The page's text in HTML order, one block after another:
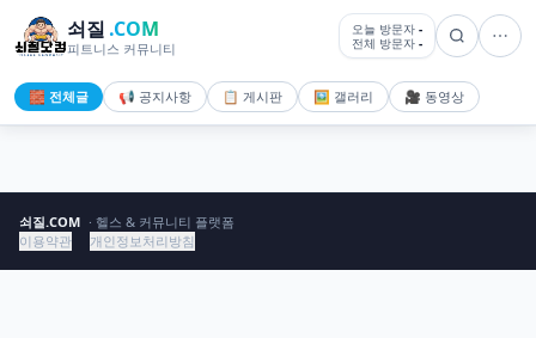
쇠질 .COM
피트니스 커뮤니티
오늘 방문자 -
전체 방문자 -
🧱 전체글 📢 공지사항 📋 게시판 🖼️ 갤러리 🎥 동영상
쇠질.COM · 헬스 & 커뮤니티 플랫폼
이용약관
개인정보처리방침